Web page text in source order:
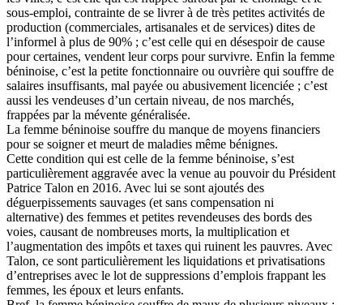
sous-emploi, contrainte de se livrer à de très petites activités de
production (commerciales, artisanales et de services) dites de
l’informel à plus de 90% ; c’est celle qui en désespoir de cause
pour certaines, vendent leur corps pour survivre. Enfin la femme
béninoise, c’est la petite fonctionnaire ou ouvrière qui souffre de
salaires insuffisants, mal payée ou abusivement licenciée ; c’est
aussi les vendeuses d’un certain niveau, de nos marchés,
frappées par la mévente généralisée.
La femme béninoise souffre du manque de moyens financiers
pour se soigner et meurt de maladies même bénignes.
Cette condition qui est celle de la femme béninoise, s’est
particulièrement aggravée avec la venue au pouvoir du Président
Patrice Talon en 2016. Avec lui se sont ajoutés des
déguerpissements sauvages (et sans compensation ni
alternative) des femmes et petites revendeuses des bords des
voies, causant de nombreuses morts, la multiplication et
l’augmentation des impôts et taxes qui ruinent les pauvres. Avec
Talon, ce sont particulièrement les liquidations et privatisations
d’entreprises avec le lot de suppressions d’emplois frappant les
femmes, les époux et leurs enfants.